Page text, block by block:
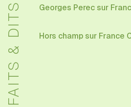
FAITS & DITS
Hors champ sur France